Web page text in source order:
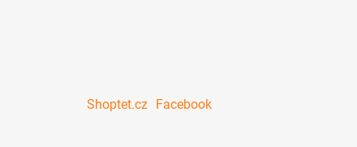
Shoptet.cz Facebook